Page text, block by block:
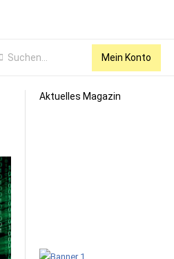
Mein Konto
Aktuelles Magazin